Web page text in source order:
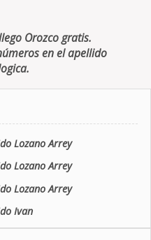
Orozco gratis.
en el apellido
Lozano Arrey
Lozano Arrey
Lozano Arrey
Ivan